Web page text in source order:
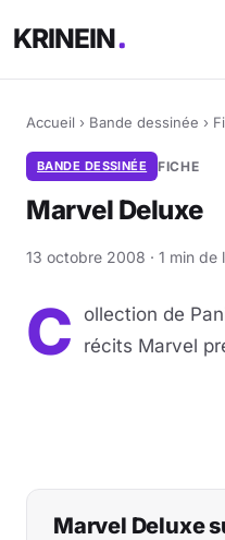
KRINEIN
Accueil › Bande dessinée ›
BANDE DESSINÉE FICHE
Marvel Deluxe
13 octobre 2008 · 1 min de
C
ollection de
récits Marvel
Marvel Deluxe